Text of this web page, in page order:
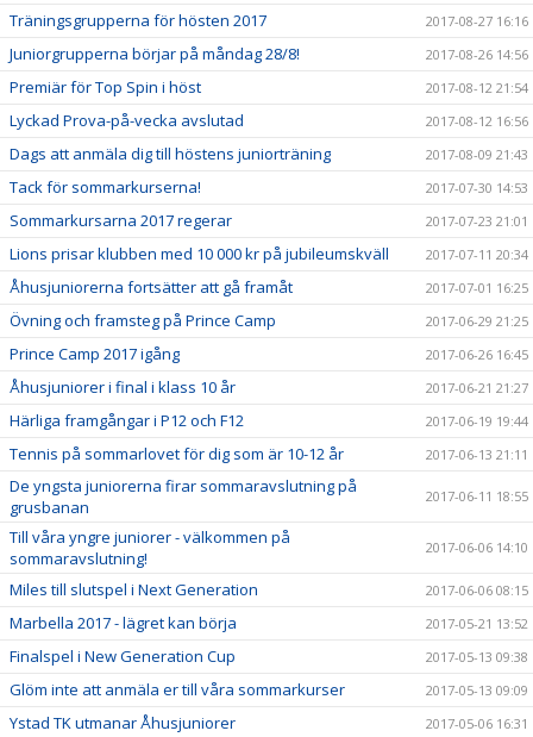
Träningsgrupperna för hösten 2017 2017-08-27 16:16
Juniorgrupperna börjar på måndag 28/8! 2017-08-26 14:56
Premiär för Top Spin i höst 2017-08-12 21:54
Lyckad Prova-på-vecka avslutad 2017-08-12 16:56
Dags att anmäla dig till höstens juniorträning 2017-08-09 21:43
Tack för sommarkurserna! 2017-07-30 14:53
Sommarkursarna 2017 regerar 2017-07-23 21:01
Lions prisar klubben med 10 000 kr på jubileumskväll 2017-07-11 20:34
Åhusjuniorerna fortsätter att gå framåt 2017-07-01 16:25
Övning och framsteg på Prince Camp 2017-06-29 21:25
Prince Camp 2017 igång 2017-06-26 16:45
Åhusjuniorer i final i klass 10 år 2017-06-21 21:27
Härliga framgångar i P12 och F12 2017-06-19 19:44
Tennis på sommarlovet för dig som är 10-12 år 2017-06-13 21:11
De yngsta juniorerna firar sommaravslutning på
grusbanan
2017-06-11 18:55
Till våra yngre juniorer - välkommen på
sommaravslutning!
2017-06-06 14:10
Miles till slutspel i Next Generation 2017-06-06 08:15
Marbella 2017 - lägret kan börja 2017-05-21 13:52
Finalspel i New Generation Cup 2017-05-13 09:38
Glöm inte att anmäla er till våra sommarkurser 2017-05-13 09:09
Ystad TK utmanar Åhusjuniorer 2017-05-06 16:31